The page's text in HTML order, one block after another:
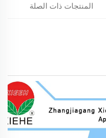
المنتجات ذات الصلة